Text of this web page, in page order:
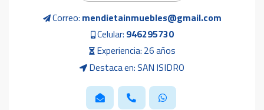
Correo: mendietainmuebles@gmail.com
Celular: 946295730
Experiencia: 26 años
Destaca en: SAN ISIDRO